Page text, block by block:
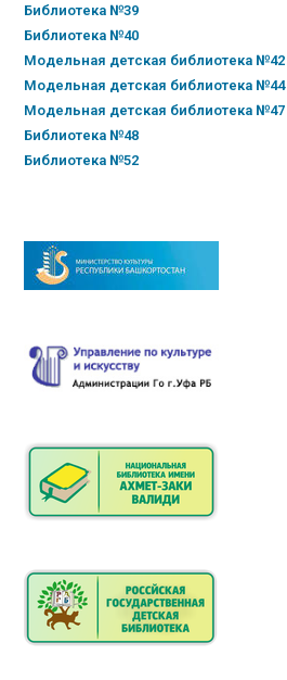
Библиотека №39
Библиотека №40
Модельная детская библиотека №42
Модельная детская библиотека №44
Модельная детская библиотека №47
Библиотека №48
Библиотека №52